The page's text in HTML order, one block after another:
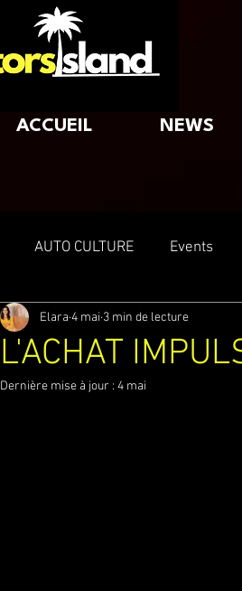
ACCUEIL NEWS
AUTO CULTURE Events
L'ACHAT
Elara 4 mai 3 min de lecture
Dernière mise à jour : 4 mai